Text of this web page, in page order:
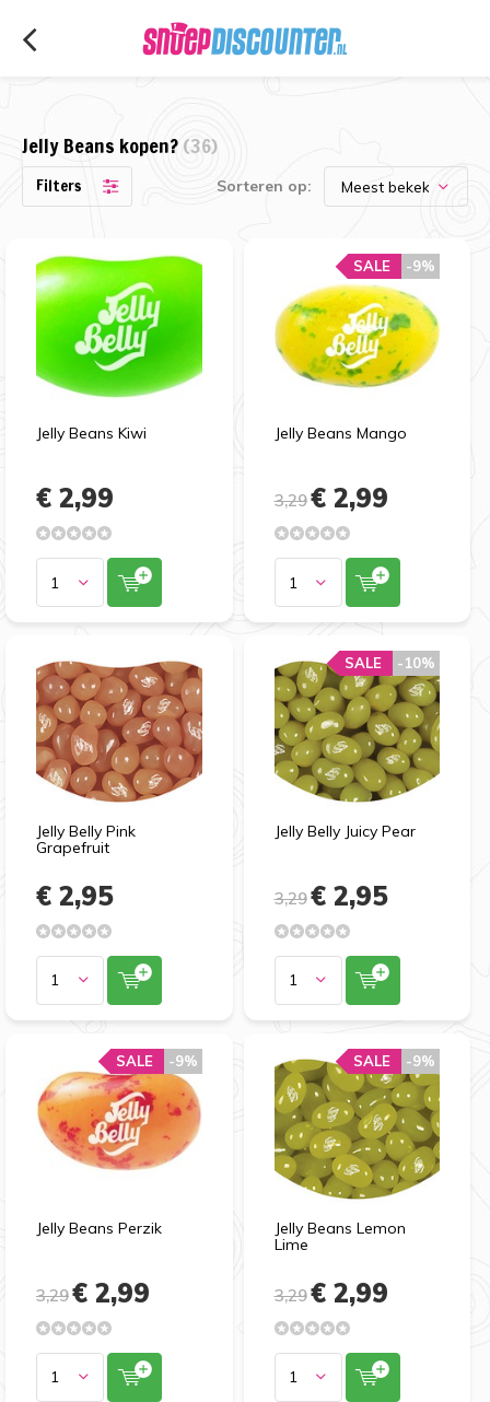
Jelly Beans kopen?(36)
Filters Sorteren op:
Jelly Beans Kiwi
€ 2,99
Jelly Beans Mango
-9%
SALE
3,29€ 2,99
Jelly Belly Pink
Grapefruit
€ 2,95
Jelly Belly Juicy Pear
-10%
SALE
3,29€ 2,95
Jelly Beans Perzik
-9%
SALE
3,29€ 2,99
Jelly Beans Lemon
Lime
-9%
SALE
3,29€ 2,99